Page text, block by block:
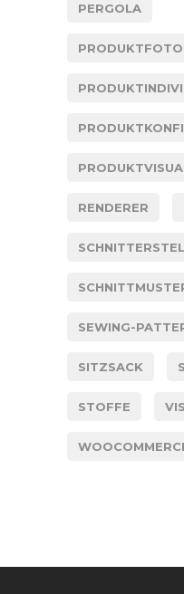
PERGOLA
RENDERER
SEWING-
SITZSACK
STOFFE